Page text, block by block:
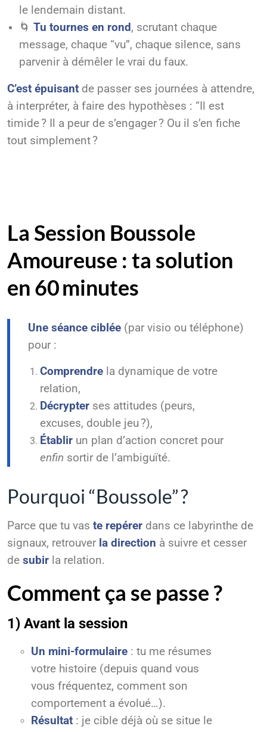
le lendemain distant.
🌀 Tu tournes en rond, scrutant chaque
message, chaque “vu”, chaque silence, sans
parvenir à démêler le vrai du faux.
C’est épuisant de passer ses journées à attendre,
à interpréter, à faire des hypothèses : “Il est
timide ? Il a peur de s’engager ? Ou il s’en fiche
tout simplement ?
La Session Boussole
Amoureuse : ta solution
en 60 minutes
Une séance ciblée (par visio ou téléphone)
pour :
Comprendre la dynamique de votre
relation,
Décrypter ses attitudes (peurs,
excuses, double jeu ?),
Établir un plan d’action concret pour
enfin sortir de l’ambiguïté.
Pourquoi “Boussole” ?
Parce que tu vas te repérer dans ce labyrinthe de
signaux, retrouver la direction à suivre et cesser
de subir la relation.
Comment ça se passe ?
1) Avant la session
Un mini-formulaire : tu me résumes
votre histoire (depuis quand vous
vous fréquentez, comment son
comportement a évolué…).
Résultat : je cible déjà où se situe le